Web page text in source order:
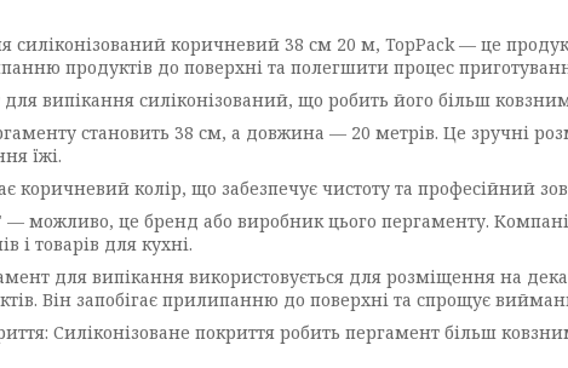
силіконізований коричневий 38 см 20 м, TopPack — це
продуктів до поверхні та полегшити процес
випікання силіконізований, що робить його більш
становить 38 см, а довжина — 20 метрів. Це зручні
їжі.
коричневий колір, що забезпечує чистоту та професійний
— можливо, це бренд або виробник цього пергаменту.
і товарів для кухні.
для випікання використовується для розміщення на
Він запобігає прилипанню до поверхні та спрощує
Силіконізоване покриття робить пергамент більш